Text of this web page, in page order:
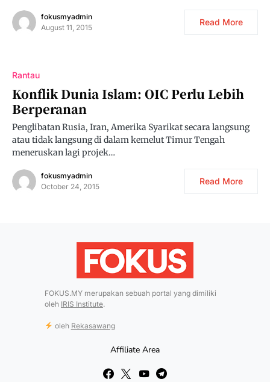
fokusmyadmin
August 11, 2015
Read More
Rantau
Konflik Dunia Islam: OIC Perlu Lebih
Berperanan
Penglibatan Rusia, Iran, Amerika Syarikat secara langsung
atau tidak langsung di dalam kemelut Timur Tengah
meneruskan lagi projek…
fokusmyadmin
October 24, 2015
Read More
FOKUS.MY merupakan sebuah portal yang dimiliki
oleh IRIS Institute.
oleh Rekasawang
Affiliate Area